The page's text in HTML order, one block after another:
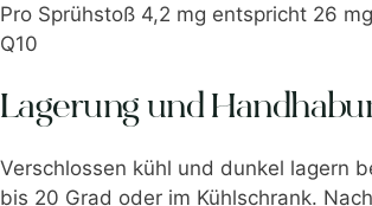
Pro Sprühstoß 4,2 mg entspricht 26
Q10
Lagerung und
Verschlossen kühl und dunkel lagern
bis 20 Grad oder im Kühlschrank.